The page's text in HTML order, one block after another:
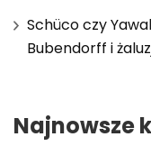
Schüco czy
Bubendorff i
Najnowsze